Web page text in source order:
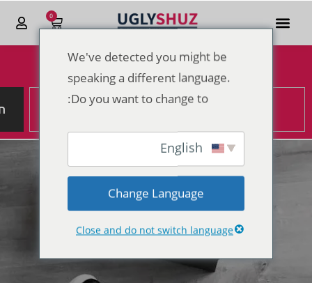
0
הנחות מטורפות לקראת סוף 2025
We've detected you might be
speaking a different language.
Do you want to change to:
Change Language
Close and do not switch language